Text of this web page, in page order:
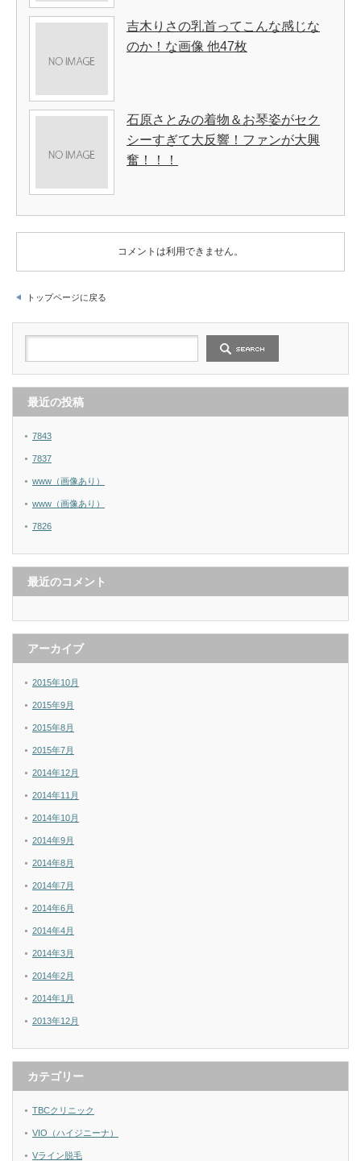
吉木りさの乳首ってこんな感じな
のか！な画像 他47枚
石原さとみの着物＆お琴姿がセク
シーすぎて大反響！ファンが大興
奮！！！
コメントは利用できません。
トップページに戻る
最近の投稿
7843
7837
www（画像あり）
www（画像あり）
7826
最近のコメント
アーカイブ
2015年10月
2015年9月
2015年8月
2015年7月
2014年12月
2014年11月
2014年10月
2014年9月
2014年8月
2014年7月
2014年6月
2014年4月
2014年3月
2014年2月
2014年1月
2013年12月
カテゴリー
TBCクリニック
VIO（ハイジニーナ）
Vライン脱毛